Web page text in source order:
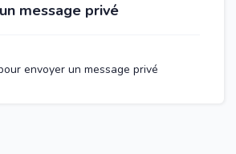
message privé
envoyer un message privé